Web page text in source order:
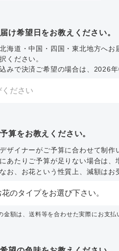
け希望日をお教えください。
海道・中国・四国・東北地方へお
ください。
みで決済ご希望の場合は、2026
算をお教えください。
ザイナーがご予算に合わせて制
あたりご予算が足りない場合は
お、お花という性質上、減額はお
額は、送料等を合わせた実際にお支払